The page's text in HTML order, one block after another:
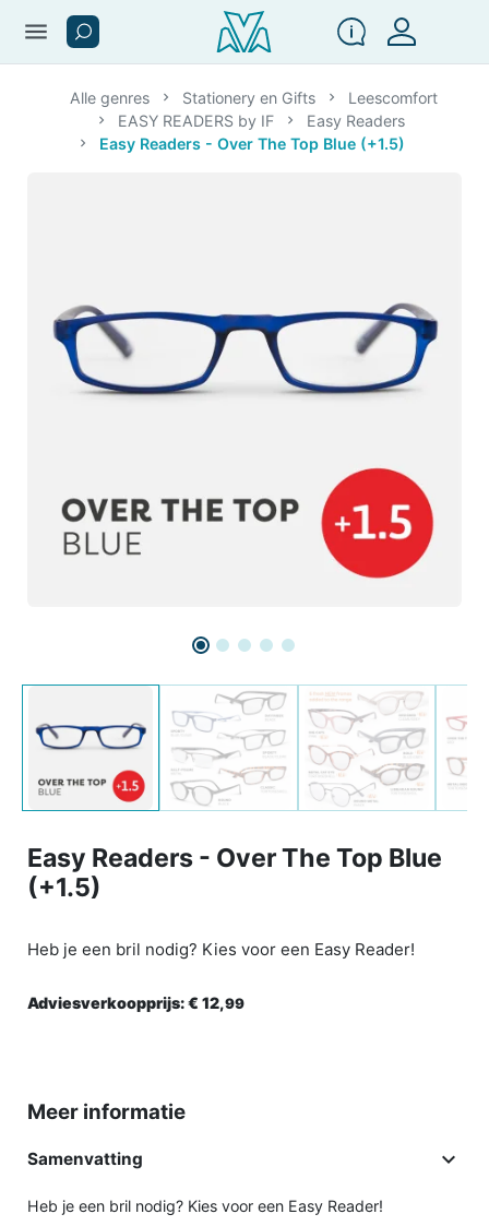
menu
Alle genres Stationery en Gifts
Leescomfort
EASY READERS by IF
Easy Readers
Easy Readers - Over The Top Blue (+1.5)
Easy Readers - Over The Top Blue
(+1.5)
Heb je een bril nodig? Kies voor een Easy Reader!
Adviesverkoopprijs:€ 12,99
Meer informatie
Samenvatting 
Heb je een bril nodig? Kies voor een Easy Reader!